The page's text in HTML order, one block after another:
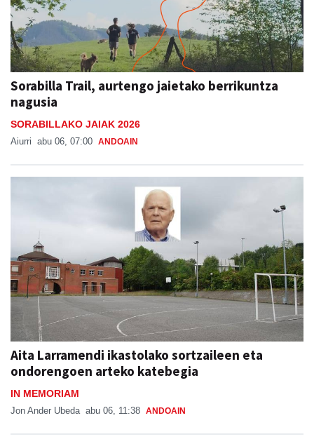
Sorabilla Trail, aurtengo jaietako berrikuntza
nagusia
SORABILLAKO JAIAK 2026
Aiurri abu 06, 07:00 ANDOAIN
Aita Larramendi ikastolako sortzaileen eta
ondorengoen arteko katebegia
IN MEMORIAM
Jon Ander Ubeda abu 06, 11:38 ANDOAIN